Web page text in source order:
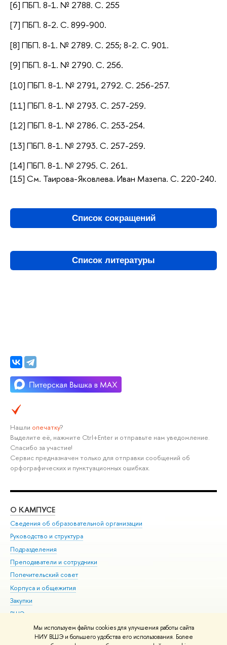
Мы используем файлы cookies для улучшения работы сайта
НИУ ВШЭ и большего удобства его использования. Более
[6] ПБП. 8-1. № 2788. С. 255
[7] ПБП. 8-2. С. 899-900.
[8] ПБП. 8-1. № 2789. С. 255; 8-2. С. 901.
[9] ПБП. 8-1. № 2790. С. 256.
[10] ПБП. 8-1. № 2791, 2792. С. 256-257.
[11] ПБП. 8-1. № 2793. С. 257-259.
[12] ПБП. 8-1. № 2786. С. 253-254.
[13] ПБП. 8-1. № 2793. С. 257-259.
[14] ПБП. 8-1. № 2795. С. 261.
[15] См. Таирова-Яковлева. Иван Мазепа. С. 220-240.
Список сокращений
Список литературы
Нашли опечатку?
Выделите её, нажмите Ctrl+Enter и отправьте нам уведомление.
Спасибо за участие!
Сервис предназначен только для отправки сообщений об
орфографических и пунктуационных ошибках.
О КАМПУСЕ
Сведения об образовательной организации
Руководство и структура
Подразделения
Преподаватели и сотрудники
Попечительский совет
Корпуса и общежития
Закупки
ВШЭ для студентов с ограниченными возможностями
здоровья и инвалидностью
Версия для слабовидящих